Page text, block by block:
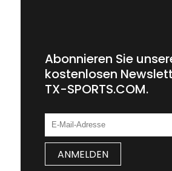
Abonnieren Sie
kostenlosen
TX-SPORTS.COM.